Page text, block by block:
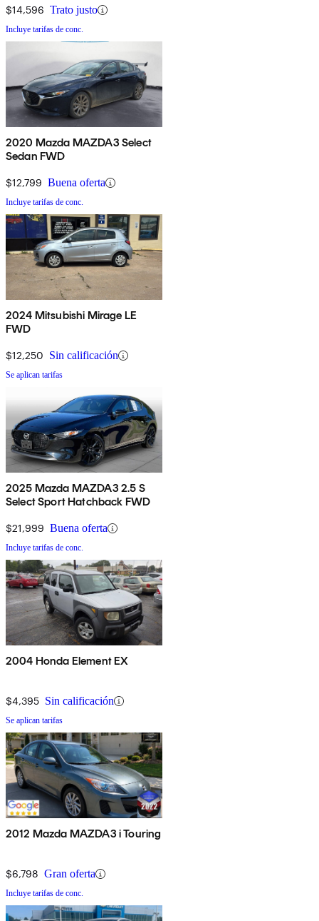
$14,596 Trato justo
Incluye tarifas de conc.
2020 Mazda MAZDA3 Select
Sedan FWD
$12,799 Buena oferta
Incluye tarifas de conc.
2024 Mitsubishi Mirage LE
FWD
$12,250 Sin calificación
Se aplican tarifas
2025 Mazda MAZDA3 2.5 S
Select Sport Hatchback FWD
$21,999 Buena oferta
Incluye tarifas de conc.
2004 Honda Element EX
$4,395 Sin calificación
Se aplican tarifas
2012 Mazda MAZDA3 i Touring
$6,798 Gran oferta
Incluye tarifas de conc.